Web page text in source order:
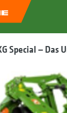
Special – Das